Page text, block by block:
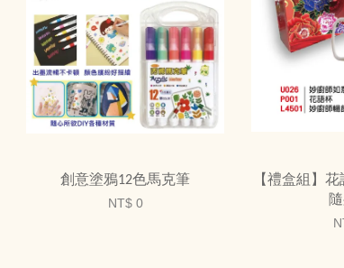
創意塗鴉12色馬克筆
NT$ 0
【禮盒組】